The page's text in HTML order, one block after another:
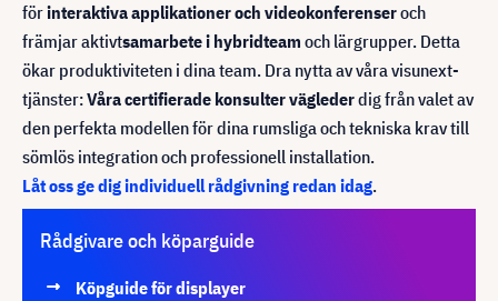
förinteraktiva applikationer och videokonferenseroch
främjar aktivtsamarbete i hybridteam och lärgrupper. Detta
ökar produktiviteten i dina team. Dra nytta av våra visunext-
tjänster:Våra certifierade konsulter väglederdig från valet av
den perfekta modellen för dina rumsliga och tekniska krav till
sömlös integration och professionell installation.
Låt oss ge dig individuell rådgivning redan idag.
Rådgivare och köparguide
Köpguide för displayer